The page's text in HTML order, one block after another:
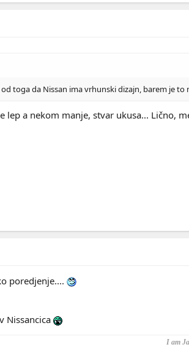
toga da Nissan ima vrhunski dizajn, barem je
lep a nekom manje, stvar ukusa... Lično,
poredjenje....
Nissancica
I am